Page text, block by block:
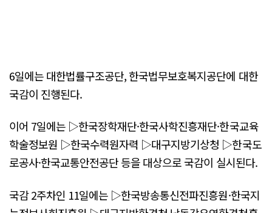
6일에는 대한법률구조공단, 한국법무보호복지공단에 대한
국감이 진행된다.
이어 7일에는 ▷한국장학재단·한국사학진흥재단·한국교육
학술정보원 ▷한국수력원자력 ▷대구지방기상청 ▷한국도
로공사·한국교통안전공단 등을 대상으로 국감이 실시된다.
국감 2주차인 11일에는 ▷한국방송통신전파진흥원·한국지